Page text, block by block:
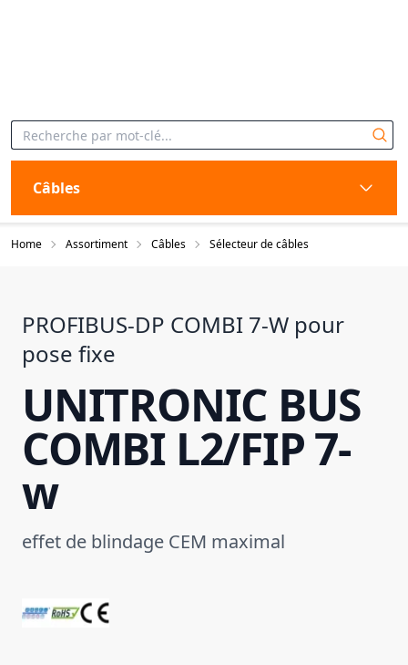
Câbles
Home Assortiment Câbles Sélecteur de câbles
PROFIBUS-DP COMBI 7-W pour
pose fixe
UNITRONIC BUS
COMBI L2/FIP 7-
w
effet de blindage CEM maximal